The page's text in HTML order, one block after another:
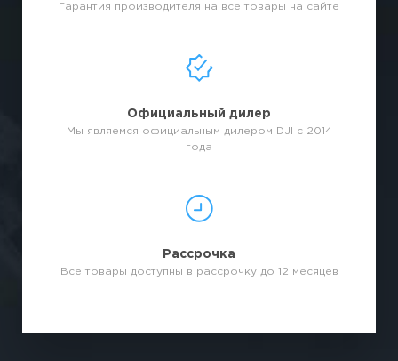
Гарантия производителя на все товары на сайте
Официальный дилер
Мы являемся официальным дилером DJI с 2014
года
Рассрочка
Все товары доступны в рассрочку до 12 месяцев